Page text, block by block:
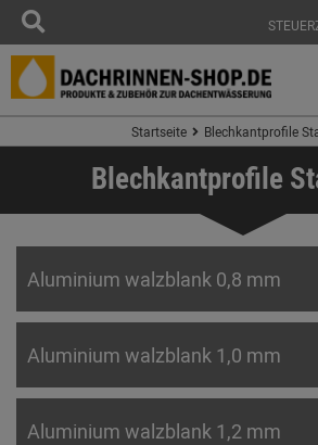
Startseite Blechkantprofile
Blechkantprofile
Aluminium walzblank 0,8 mm
Aluminium walzblank 1,0 mm
Aluminium walzblank 1,2 mm